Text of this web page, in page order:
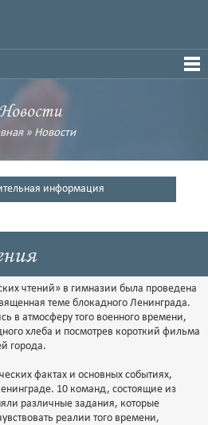
» Новости
информация
чтений» в гимназии была проведена
теме блокадного Ленинграда.
в атмосферу того военного времени,
хлеба и посмотрев короткий фильма
города.
фактах и основных событиях,
10 команд, состоящие из
различные задания, которые
реалии того времени,